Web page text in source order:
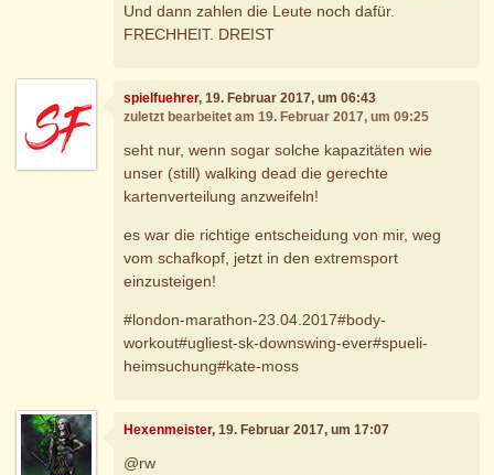
Und dann zahlen die Leute noch dafür.
FRECHHEIT. DREIST
spielfuehrer, 19. Februar 2017, um 06:43
zuletzt bearbeitet am 19. Februar 2017, um 09:25
seht nur, wenn sogar solche kapazitäten wie
unser (still) walking dead die gerechte
kartenverteilung anzweifeln!
es war die richtige entscheidung von mir, weg
vom schafkopf, jetzt in den extremsport
einzusteigen!
#london-marathon-23.04.2017#body-
workout#ugliest-sk-downswing-ever#spueli-
heimsuchung#kate-moss
Hexenmeister, 19. Februar 2017, um 17:07
@rw